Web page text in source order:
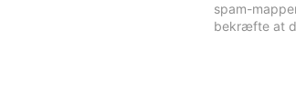
spam-
bekræfte at